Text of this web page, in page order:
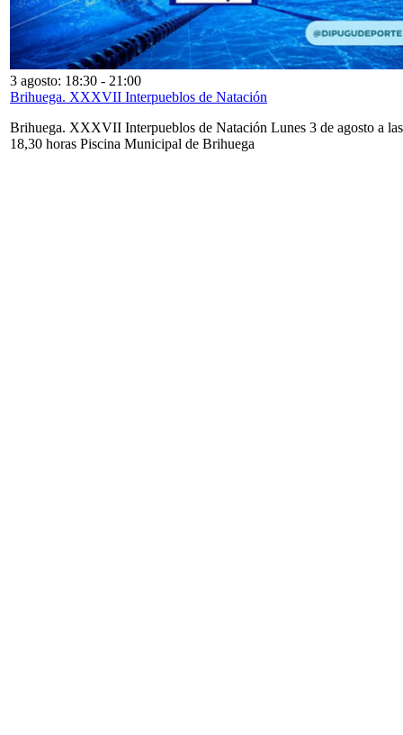
3 agosto: 18:30 - 21:00
Brihuega. XXXVII Interpueblos de Natación
Brihuega. XXXVII Interpueblos de Natación Lunes 3 de agosto a las
18,30 horas Piscina Municipal de Brihuega